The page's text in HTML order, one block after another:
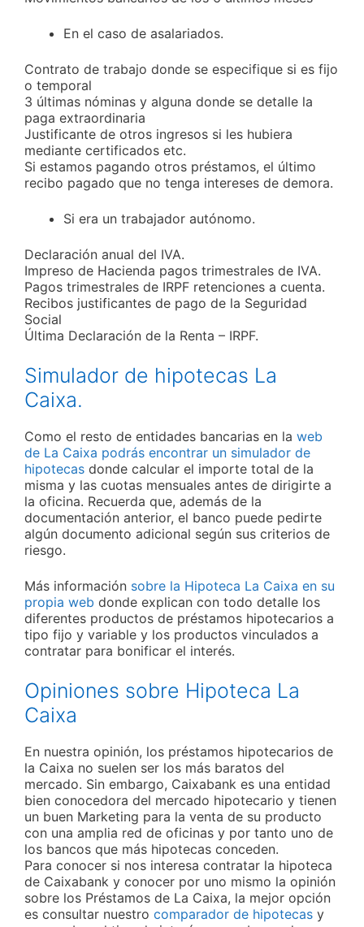
En el caso de asalariados.
Contrato de trabajo donde se especifique si es fijo
o temporal
3 últimas nóminas y alguna donde se detalle la
paga extraordinaria
Justificante de otros ingresos si les hubiera
mediante certificados etc.
Si estamos pagando otros préstamos, el último
recibo pagado que no tenga intereses de demora.
Si era un trabajador autónomo.
Declaración anual del IVA.
Impreso de Hacienda pagos trimestrales de IVA.
Pagos trimestrales de IRPF retenciones a cuenta.
Recibos justificantes de pago de la Seguridad
Social
Última Declaración de la Renta – IRPF.
Simulador de hipotecas La
Caixa.
Como el resto de entidades bancarias en la web
de La Caixa podrás encontrar un simulador de
hipotecas donde calcular el importe total de la
misma y las cuotas mensuales antes de dirigirte a
la oficina. Recuerda que, además de la
documentación anterior, el banco puede pedirte
algún documento adicional según sus criterios de
riesgo.
Más información sobre la Hipoteca La Caixa en su
propia web donde explican con todo detalle los
diferentes productos de préstamos hipotecarios a
tipo fijo y variable y los productos vinculados a
contratar para bonificar el interés.
Opiniones sobre Hipoteca La
Caixa
En nuestra opinión, los préstamos hipotecarios de
la Caixa no suelen ser los más baratos del
mercado. Sin embargo, Caixabank es una entidad
bien conocedora del mercado hipotecario y tienen
un buen Marketing para la venta de su producto
con una amplia red de oficinas y por tanto uno de
los bancos que más hipotecas conceden.
Para conocer si nos interesa contratar la hipoteca
de Caixabank y conocer por uno mismo la opinión
sobre los Préstamos de La Caixa, la mejor opción
es consultar nuestro comparador de hipotecas y